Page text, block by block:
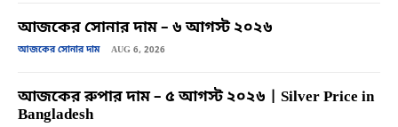
আজকের সোনার দাম – ৬ আগস্ট ২০২৬
আজকের সোনার দাম AUG 6, 2026
আজকের রুপার দাম – ৫ আগস্ট ২০২৬ | Silver Price in
Bangladesh